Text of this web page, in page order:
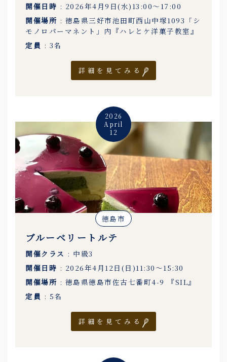
開催日時 : 2026年4月9日(水)13:00〜17:00
開催場所 : 徳島県三好市池田町西山中塚1093「シ
モノロパーマネント」内『ハレとケ洋菓子教室』
定員 : 3名
詳細を見てみる
2026
April
12
徳島市
ブルーベリートルテ
開催クラス : 中級3
開催日時 : 2026年4月12日(日)11:30〜15:30
開催場所 : 徳島県徳島市佐古七番町4-9 『SIL』
定員 : 5名
詳細を見てみる